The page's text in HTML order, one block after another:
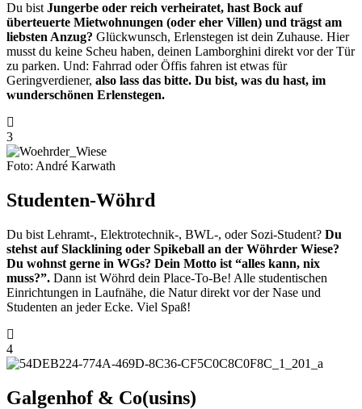
Du bist Jungerbe oder reich verheiratet, hast Bock auf
überteuerte Mietwohnungen (oder eher Villen) und trägst am
liebsten Anzug? Glückwunsch, Erlenstegen ist dein Zuhause. Hier
musst du keine Scheu haben, deinen Lamborghini direkt vor der Tür
zu parken. Und: Fahrrad oder Öffis fahren ist etwas für
Geringverdiener, also lass das bitte. Du bist, was du hast, im
wunderschönen Erlenstegen.
3
Foto: André Karwath
Studenten-Wöhrd
Du bist Lehramt-, Elektrotechnik-, BWL-, oder Sozi-Student? Du
stehst auf Slacklining oder Spikeball an der Wöhrder Wiese?
Du wohnst gerne in WGs? Dein Motto ist “alles kann, nix
muss?”. Dann ist Wöhrd dein Place-To-Be! Alle studentischen
Einrichtungen in Laufnähe, die Natur direkt vor der Nase und
Studenten an jeder Ecke. Viel Spaß!
4
Galgenhof & Co(usins)